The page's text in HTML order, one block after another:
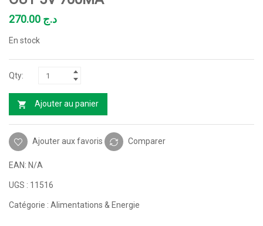
د.ج
En stock
Ajouter au panier
Ajouter aux favoris Comparer
EAN: N/A
UGS : 11516
Catégorie : Alimentations & Energie